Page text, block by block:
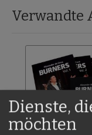
Verwandte
Dienste,
möchten